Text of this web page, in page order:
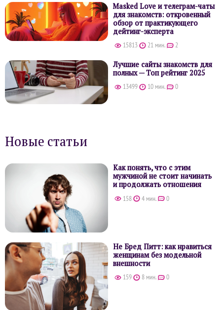
Masked Love и телеграм-чаты
для знакомств: откровенный
обзор от практикующего
дейтинг-эксперта
15813 21 мин. 2
Лучшие сайты знакомств для
полных — Топ рейтинг 2025
13499 10 мин. 0
Новые статьи
Как понять, что с этим
мужчиной не стоит начинать
и продолжать отношения
158 4 мин. 0
Не Бред Питт: как нравиться
женщинам без модельной
внешности
159 8 мин. 0